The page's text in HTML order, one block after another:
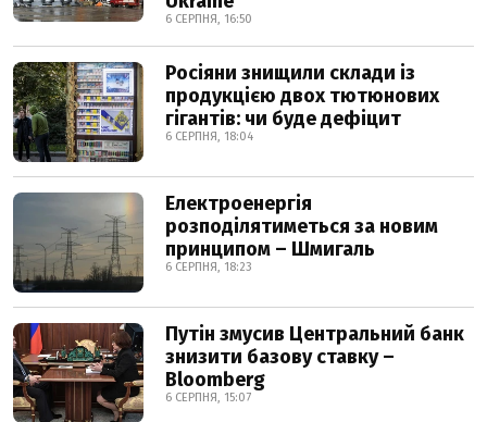
6 СЕРПНЯ, 16:50
Росіяни знищили склади із
продукцією двох тютюнових
гігантів: чи буде дефіцит
6 СЕРПНЯ, 18:04
Електроенергія
розподілятиметься за новим
принципом – Шмигаль
6 СЕРПНЯ, 18:23
Путін змусив Центральний банк
знизити базову ставку –
Bloomberg
6 СЕРПНЯ, 15:07